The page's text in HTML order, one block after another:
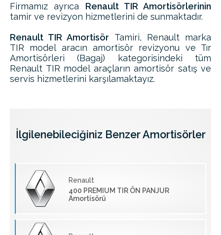
Firmamız ayrıca Renault TIR Amortisörlerinin
tamir ve revizyon hizmetlerini de sunmaktadır.
Renault TIR Amortisör Tamiri, Renault marka
TIR model aracın amortisör revizyonu ve Tır
Amortisörleri (Bagaj) kategorisindeki tüm
Renault TIR model araçların amortisör satış ve
servis hizmetlerini karşılamaktayız.
İlgilenebileciğiniz Benzer Amortisörler
Renault
400 PREMIUM TIR ÖN PANJUR
Amortisörü